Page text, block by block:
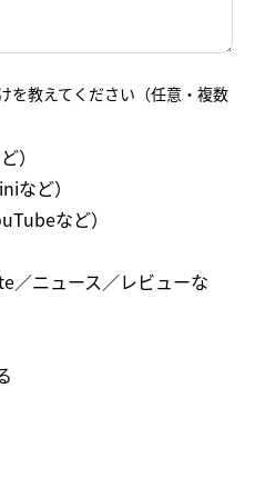
を教えてください（任意・複数
）
など）
など）
／ニュース／レビューな